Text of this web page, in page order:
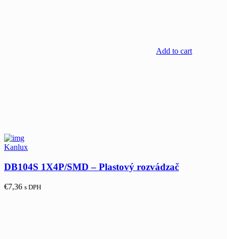
Add to cart
Kanlux
DB104S 1X4P/SMD – Plastový rozvádzač
€7,36 s DPH